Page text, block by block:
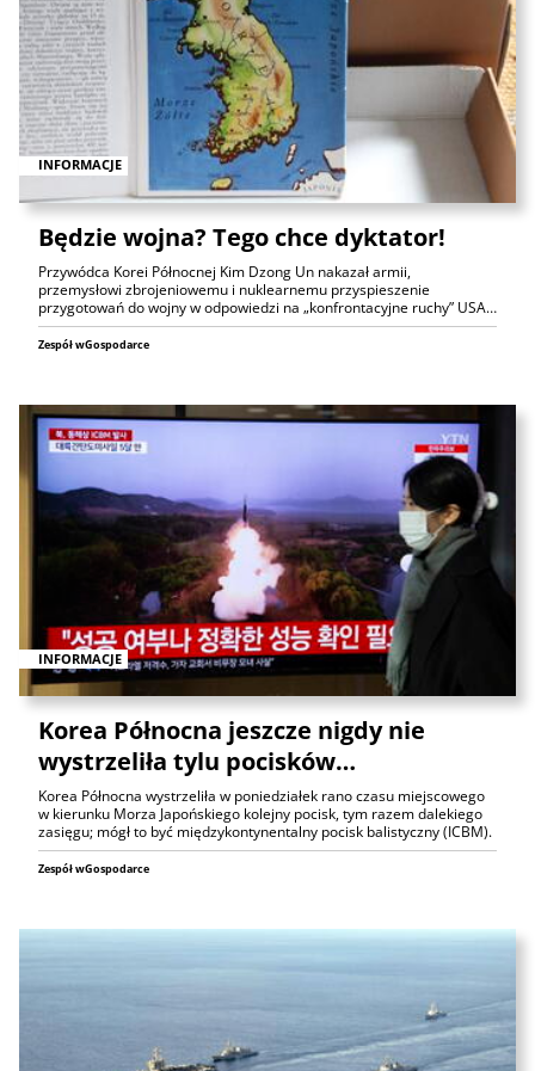
INFORMACJE
Będzie wojna? Tego chce dyktator!
Przywódca Korei Północnej Kim Dzong Un nakazał armii,
przemysłowi zbrojeniowemu i nuklearnemu przyspieszenie
przygotowań do wojny w odpowiedzi na „konfrontacyjne ruchy” USA…
Zespół wGospodarce
INFORMACJE
Korea Północna jeszcze nigdy nie
wystrzeliła tylu pocisków…
Korea Północna wystrzeliła w poniedziałek rano czasu miejscowego
w kierunku Morza Japońskiego kolejny pocisk, tym razem dalekiego
zasięgu; mógł to być międzykontynentalny pocisk balistyczny (ICBM).
Zespół wGospodarce